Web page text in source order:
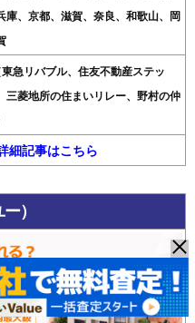
庫、京都、滋賀、奈良、和歌山、岡
急リバブル、住友不動産ステッ
三菱地所の住まいリレー、野村の仲
細記事はこちら
）